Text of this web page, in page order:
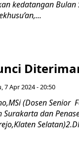
kedatangan Bulan
7 Apr 2024 - 20:50
(Dosen Senior
dan